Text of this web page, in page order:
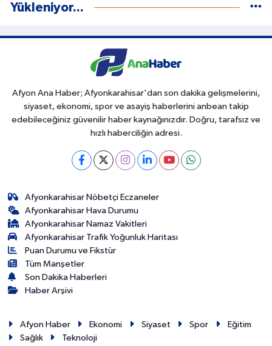
Yükleniyor...
Afyon Ana Haber; Afyonkarahisar'dan son dakika gelişmelerini,
siyaset, ekonomi, spor ve asayiş haberlerini anbean takip
edebileceğiniz güvenilir haber kaynağınızdır. Doğru, tarafsız ve
hızlı haberciliğin adresi.
Afyonkarahisar Nöbetçi Eczaneler
Afyonkarahisar Hava Durumu
Afyonkarahisar Namaz Vakitleri
Afyonkarahisar Trafik Yoğunluk Haritası
Puan Durumu ve Fikstür
Tüm Manşetler
Son Dakika Haberleri
Haber Arşivi
Afyon Haber Ekonomi Siyaset Spor
Eğitim
Sağlık
Teknoloji